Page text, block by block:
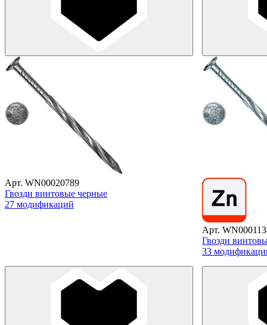
Арт. WN00020789
Гвозди винтовые черные
27 модификаций
Арт.
Гвозди
33